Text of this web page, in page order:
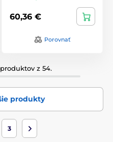
60,36 €
Porovnať
z 54.
produkty
3